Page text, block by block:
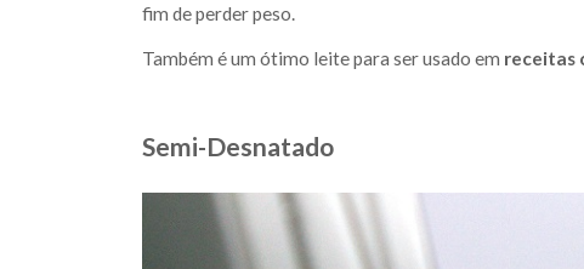
fim de perder peso.
Também é um ótimo leite para ser usado em receitas
Semi-Desnatado